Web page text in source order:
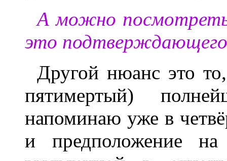
А можно посмотреть
это
Другой нюанс это
пятимертый)
напоминаю уже в
и предположение на